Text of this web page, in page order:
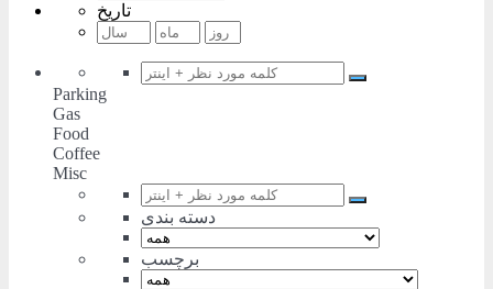
تاریخ
Parking
Gas
Food
Coffee
Misc
دسته بندی
برچسب